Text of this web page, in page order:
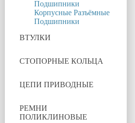
Подшипники
Корпусные Разъёмные
Подшипники
ВТУЛКИ
СТОПОРНЫЕ КОЛЬЦА
ЦЕПИ ПРИВОДНЫЕ
РЕМНИ
ПОЛИКЛИНОВЫЕ